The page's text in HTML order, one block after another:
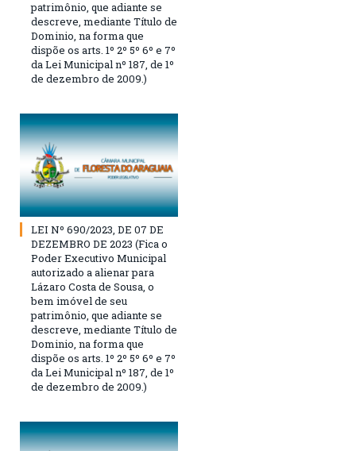
patrimônio, que adiante se
descreve, mediante Título de
Dominio, na forma que
dispõe os arts. 1º 2º 5º 6º e 7º
da Lei Municipal nº 187, de 1º
de dezembro de 2009.)
LEI Nº 690/2023, DE 07 DE
DEZEMBRO DE 2023 (Fica o
Poder Executivo Municipal
autorizado a alienar para
Lázaro Costa de Sousa, o
bem imóvel de seu
patrimônio, que adiante se
descreve, mediante Título de
Dominio, na forma que
dispõe os arts. 1º 2º 5º 6º e 7º
da Lei Municipal nº 187, de 1º
de dezembro de 2009.)